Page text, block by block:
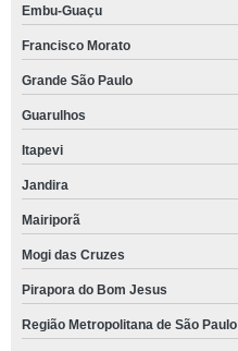
Embu-Guaçu
Francisco Morato
Grande São Paulo
Guarulhos
Itapevi
Jandira
Mairiporã
Mogi das Cruzes
Pirapora do Bom Jesus
Região Metropolitana de São Paulo